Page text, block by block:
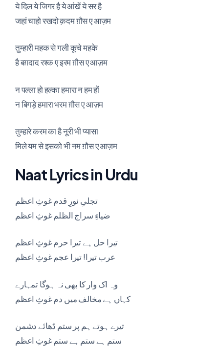
ये दिल ये जिगर है ये आंखें ये सर है
जहां चाहो रखदो क़दम ग़ौस ए आज़म
तुम्हारी महक से गली कूचे महके
है बग़दाद रश्क ए इरम ग़ौस ए आज़म
न पल्ला हो हल्का हमारा न हम हों
न बिगड़े हमारा भरम ग़ौस ए आज़म
तुम्हारे करम का है नूरी भी प्यासा
मिले यम से इसको भी नम ग़ौस ए आज़म
Naat Lyrics in Urdu
تجلیِ نورِ قدم غوثِ اعظم
ضیاءِ سراج الظلم غوثِ اعظم
تیرا حل ہے تیرا حرم غوثِ اعظم
عرب تیرا! تیرا عجم غوثِ اعظم
وہ اک وار کا بھی نہ ہوگا تمہارے
کہاں ہے مخالف میں دم غوثِ اعظم
تیرے ہوتے ہم پر ستم ڈھائے دشمن
ستم ہے ستم ہے ستم غوثِ اعظم